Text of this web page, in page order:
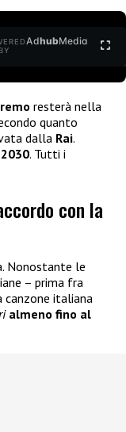
BY
AdhubMedia
resterà nella
quanto
dalla Rai.
. Tutti i
con la
Nonostante le
– prima fra
canzone italiana
almeno fino al